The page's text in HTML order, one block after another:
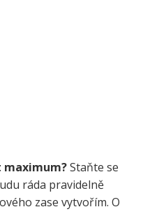
maximum?Staňte se
ráda pravidelně
zase vytvořím. O